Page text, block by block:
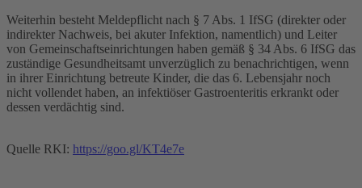
Weiterhin besteht Meldepflicht nach § 7 Abs. 1 IfSG (direkter oder
indirekter Nachweis, bei akuter Infektion, namentlich) und Leiter
von Gemeinschaftseinrichtungen haben gemäß § 34 Abs. 6 IfSG das
zuständige Gesundheitsamt unverzüglich zu benachrichtigen, wenn
in ihrer Einrichtung betreute Kinder, die das 6. Lebensjahr noch
nicht vollendet haben, an infektiöser Gastroenteritis erkrankt oder
dessen verdächtig sind.
Quelle RKI: https://goo.gl/KT4e7e